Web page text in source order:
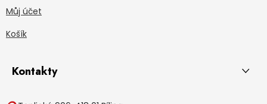
Můj účet
Košík
Kontakty